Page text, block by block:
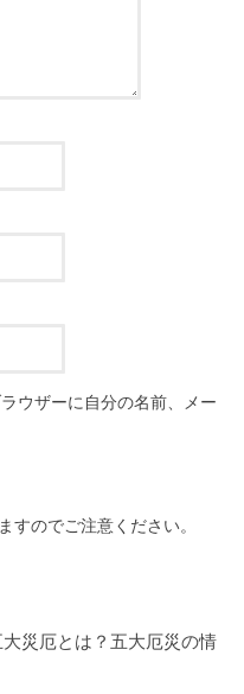
ウザーに自分の名前、メー
すのでご注意ください。
大災厄とは？五大厄災の情